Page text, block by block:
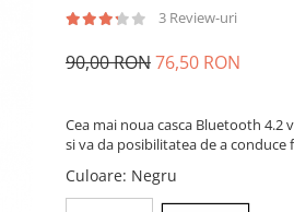
3 Review-uri
90,00 RON76,50 RON
Cea mai noua casca Bluetooth 4.2
si va da posibilitatea de a conduce
Culoare: Negru